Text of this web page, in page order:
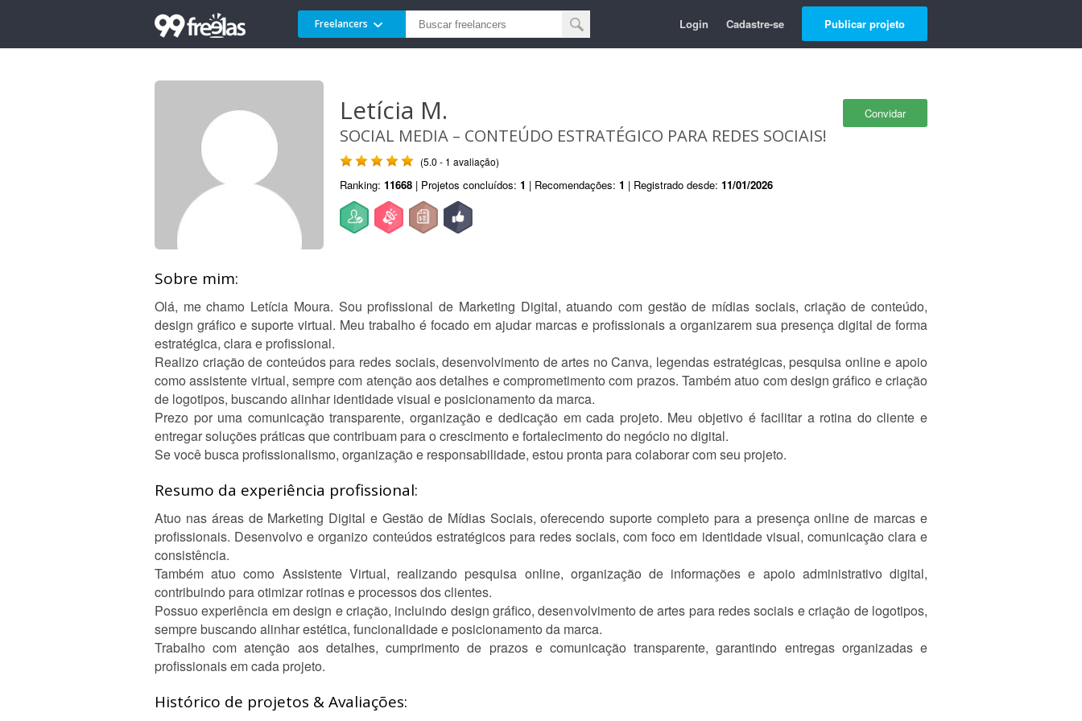
Freelancers Login Cadastre-se Publicar projeto
Convidar
Letícia M.
SOCIAL MEDIA – CONTEÚDO ESTRATÉGICO PARA REDES SOCIAIS!
(5.0 - 1 avaliação)
Ranking: 11668 | Projetos concluídos: 1 | Recomendações: 1 | Registrado desde: 11/01/2026
Sobre mim:
Olá, me chamo Letícia Moura. Sou profissional de Marketing Digital, atuando com gestão de mídias sociais, criação de conteúdo,
design gráfico e suporte virtual. Meu trabalho é focado em ajudar marcas e profissionais a organizarem sua presença digital de forma
estratégica, clara e profissional.
Realizo criação de conteúdos para redes sociais, desenvolvimento de artes no Canva, legendas estratégicas, pesquisa online e apoio
como assistente virtual, sempre com atenção aos detalhes e comprometimento com prazos. Também atuo com design gráfico e criação
de logotipos, buscando alinhar identidade visual e posicionamento da marca.
Prezo por uma comunicação transparente, organização e dedicação em cada projeto. Meu objetivo é facilitar a rotina do cliente e
entregar soluções práticas que contribuam para o crescimento e fortalecimento do negócio no digital.
Se você busca profissionalismo, organização e responsabilidade, estou pronta para colaborar com seu projeto.
Resumo da experiência profissional:
Atuo nas áreas de Marketing Digital e Gestão de Mídias Sociais, oferecendo suporte completo para a presença online de marcas e
profissionais. Desenvolvo e organizo conteúdos estratégicos para redes sociais, com foco em identidade visual, comunicação clara e
consistência.
Também atuo como Assistente Virtual, realizando pesquisa online, organização de informações e apoio administrativo digital,
contribuindo para otimizar rotinas e processos dos clientes.
Possuo experiência em design e criação, incluindo design gráfico, desenvolvimento de artes para redes sociais e criação de logotipos,
sempre buscando alinhar estética, funcionalidade e posicionamento da marca.
Trabalho com atenção aos detalhes, cumprimento de prazos e comunicação transparente, garantindo entregas organizadas e
profissionais em cada projeto.
Histórico de projetos & Avaliações: